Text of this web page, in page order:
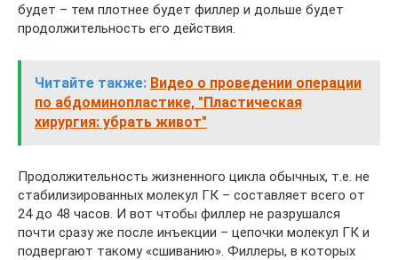
будет – тем плотнее будет филлер и дольше будет
продолжительность его действия.
Читайте также: Видео о проведении операции
по абдоминопластике, "Пластическая
хирургия: убрать живот"
Продолжительность жизненного цикла обычных, т.е. не
стабилизированных молекул ГК – составляет всего от
24 до 48 часов. И вот чтобы филлер не разрушался
почти сразу же после инъекции – цепочки молекул ГК и
подвергают такому «сшиванию». Филлеры, в которых